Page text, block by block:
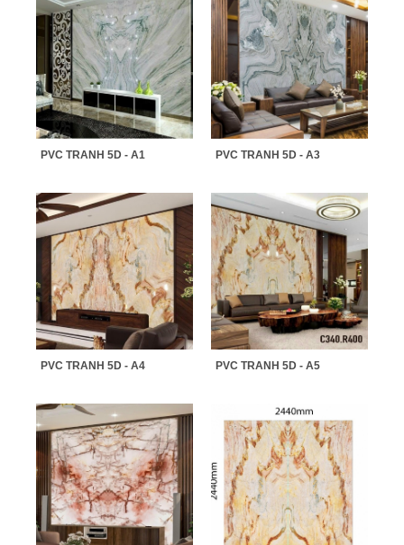
PVC TRANH 5D - A1 PVC TRANH 5D - A3
PVC TRANH 5D - A4 PVC TRANH 5D - A5